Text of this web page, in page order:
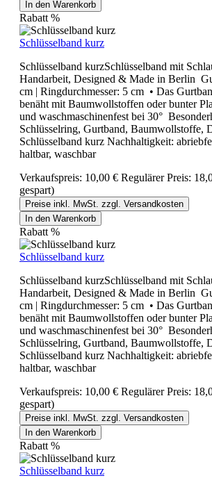
In den Warenkorb
Rabatt %
Schlüsselband kurz
Schlüsselband kurzSchlüsselband mit
Handarbeit, Designed & Made in Berlin
cm | Ringdurchmesser: 5 cm • Das
benäht mit Baumwollstoffen oder bunter
und waschmaschinenfest bei 30°
Schlüsselring, Gurtband, Baumwollstoffe,
Schlüsselband kurz Nachhaltigkeit:
haltbar, waschbar
Verkaufspreis: 10,00 € Regulärer Preis:
gespart)
Preise inkl. MwSt. zzgl. Versandkosten
In den Warenkorb
Rabatt %
Schlüsselband kurz
Schlüsselband kurzSchlüsselband mit
Handarbeit, Designed & Made in Berlin
cm | Ringdurchmesser: 5 cm • Das
benäht mit Baumwollstoffen oder bunter
und waschmaschinenfest bei 30°
Schlüsselring, Gurtband, Baumwollstoffe,
Schlüsselband kurz Nachhaltigkeit:
haltbar, waschbar
Verkaufspreis: 10,00 € Regulärer Preis:
gespart)
Preise inkl. MwSt. zzgl. Versandkosten
In den Warenkorb
Rabatt %
Schlüsselband kurz